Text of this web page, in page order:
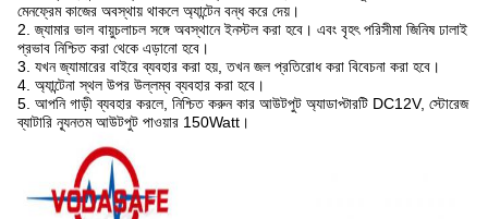
মেনফ্রেম কাজের অবস্থায় থাকলে অ্যান্টেন বন্ধ করে দেয়।
2. জ্যামার ভাল বায়ুচলাচল সঙ্গে অবস্থানে ইনস্টল করা হবে। এবং বৃহৎ পরিসীমা জিনিষ ঢালাই
প্রভাব নিশ্চিত করা থেকে এড়ানো হবে।
3. যখন জ্যামারের বাইরে ব্যবহার করা হয়, তখন জল প্রতিরোধ করা বিবেচনা করা হবে।
4. অ্যান্টেনা স্থল উপর উল্লম্ব ব্যবহার করা হবে।
5. আপনি গাড়ী ব্যবহার করলে, নিশ্চিত করুন কার আউটপুট অ্যাডাপ্টারটি DC12V, স্টোরেজ
ব্যাটারি ন্যূনতম আউটপুট পাওয়ার 150Watt।